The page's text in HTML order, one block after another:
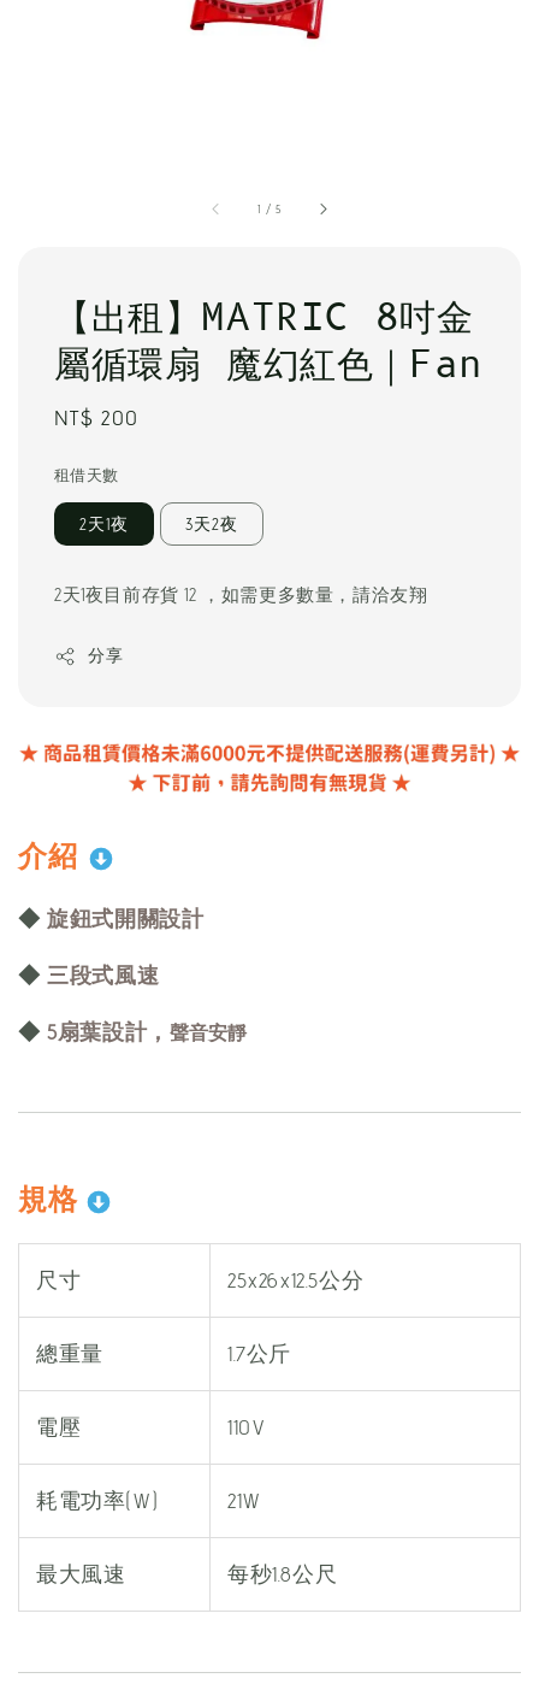
1 /5
【出租】MATRIC 8吋金
屬循環扇 魔幻紅色｜Fan
Regular
NT$ 200
租借天數
2天1夜 3天2夜
2天1夜目前存貨 12 ，如需更多數量，請洽友翔
分享
介紹
◆旋鈕式開關設計
◆ 三段式風速
◆5扇葉設計， 聲音安靜
規格
尺寸 25x26x12.5公分
總重量 1.7公斤
電壓 110V
耗電功率(W) 21W
最大風速 每秒1.8公尺